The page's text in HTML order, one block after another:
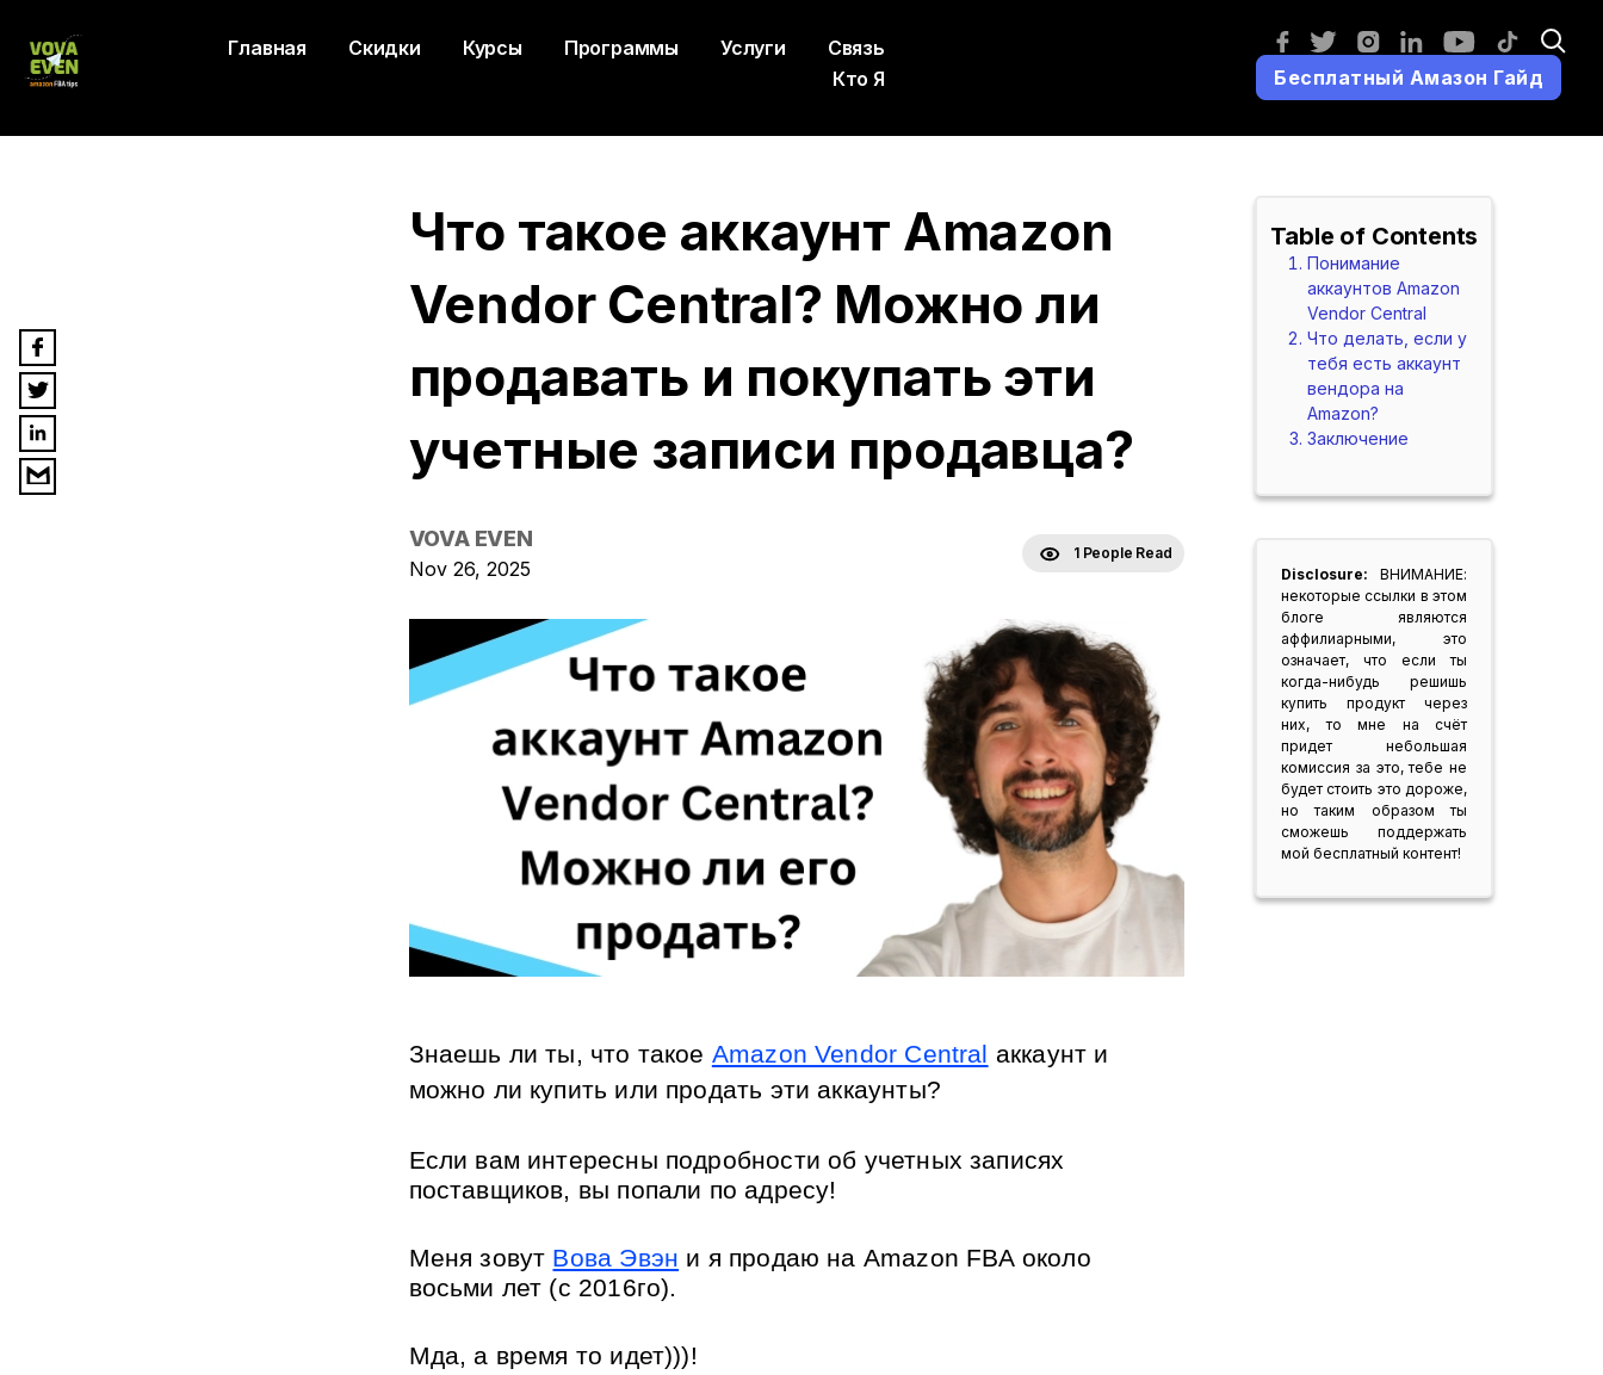
Главная Скидки Курсы Программы Услуги
Связь
Кто Я
Бесплатный Амазон Гайд
Что такое аккаунт Amazon
Vendor Central? Можно ли
продавать и покупать эти
учетные записи продавца?
VOVA EVEN
Nov 26, 2025
1 People Read
Знаешь ли ты, что такое Amazon Vendor Central аккаунт и
можно ли купить или продать эти аккаунты?
Если вам интересны подробности об учетных записях
поставщиков, вы попали по адресу!
Меня зовут Вова Эвэн и я продаю на Amazon FBA около
восьми лет (с 2016го).
Мда, а время то идет)))!
Table of Contents
Понимание
аккаунтов Amazon
Vendor Central
Что делать, если у
тебя есть аккаунт
вендора на
Amazon?
Заключение
Disclosure:
ВНИМАНИЕ:
некоторые ссылки в этом
блоге являются
аффилиарными, это
означает, что если ты
когда-нибудь решишь
купить продукт через
них, то мне на счёт
придет небольшая
комиссия за это, тебе не
будет стоить это дороже,
но таким образом ты
сможешь поддержать
мой бесплатный контент!